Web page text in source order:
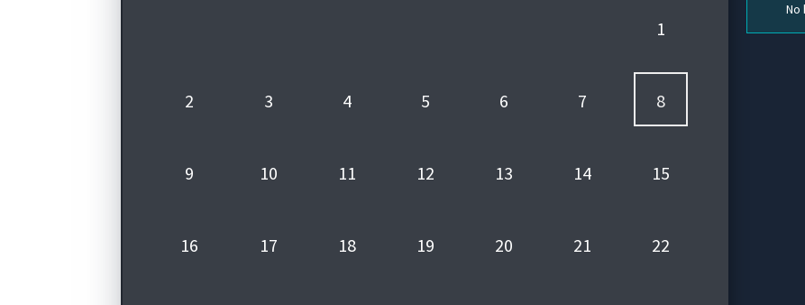
1
2 3 4 5 6 7 8
9 10 11 12 13 14 15
16 17 18 19 20 21 22
No